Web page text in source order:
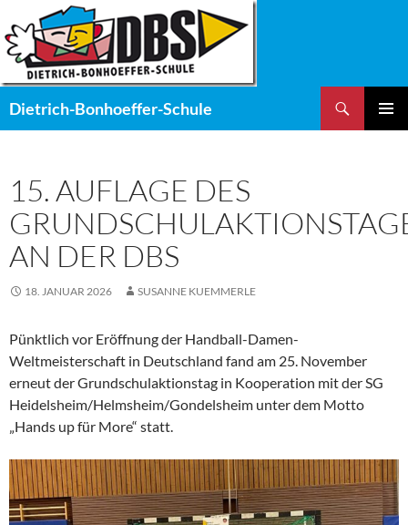
Inhalt
springen
Dietrich-Bonhoeffer-Schule
15. AUFLAGE DES
AN DER DBS
18. JANUAR 2026 SUSANNE KUEMMERLE
Pünktlich vor Eröffnung der Handball-Damen-
Weltmeisterschaft in Deutschland fand am 25. November
erneut der Grundschulaktionstag in Kooperation mit der SG
Heidelsheim/Helmsheim/Gondelsheim unter dem Motto
„Hands up für More“ statt.